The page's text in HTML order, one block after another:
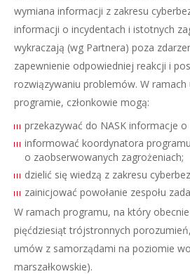
wymiana informacji z zakresu
informacji o incydentach i istotnych
wykraczają (wg Partnera) poza
zapewnienie odpowiedniej reakcji i
rozwiązywaniu problemów. W
programie, członkowie mogą:
przekazywać do NASK informacje o
informować koordynatora
o zaobserwowanych zagrożeniach;
dzielić się wiedzą z zakresu
zainicjować powołanie zespołu
W ramach programu, na który obecnie
pięćdziesiąt trójstronnych
umów z samorządami na poziomie
marszałkowskie).